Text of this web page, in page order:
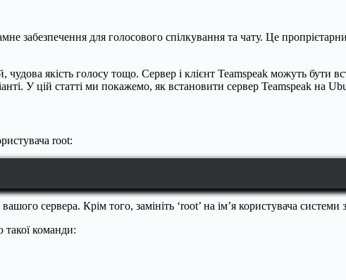
забезпечення для голосового спілкування та чату. Це
якість голосу тощо. Сервер і клієнт Teamspeak можуть бути
У цій статті ми покажемо, як встановити сервер Teamspeak на
root:
сервера. Крім того, замініть ‘root’ на ім’я користувача
команди: